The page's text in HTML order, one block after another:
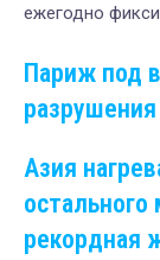
ежегодно
Париж под
Азия
рекордная